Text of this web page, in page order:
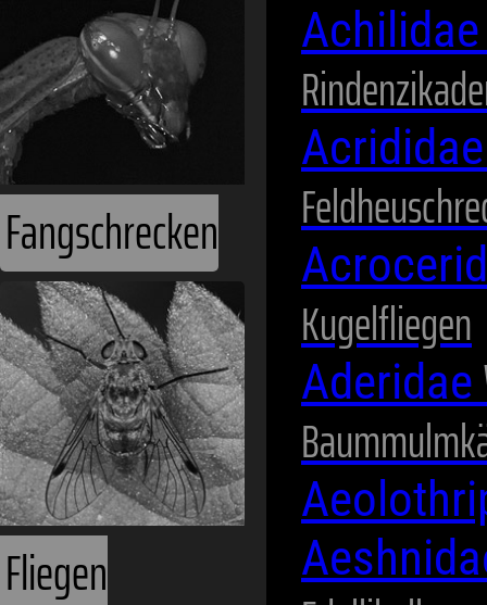
Fangschrecken
Fliegen
Kugelfliegen
Aderidae